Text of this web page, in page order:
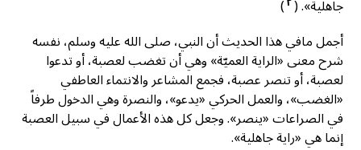
جاهلية». ( )
أجمل مافي هذا الحديث أن النبي، صلى الله عليه وسلم، نفسه
شرح معنى «الراية العميّة» وهي أن تغضب لعصبة، أو تدعوا
لعصبة، أو تنصر عصبة، فجمع المشاعر والانتماء العاطفي
«الغضب»، والعمل الحركي «يدعو»، والنصرة وهي الدخول طرفاً
في الصراعات «ينصر». وجعل كل هذه الأعمال في سبيل العصبة
إنما هي «راية جاهلية».